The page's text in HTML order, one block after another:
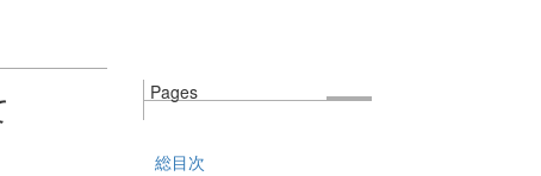
Pages
総目次